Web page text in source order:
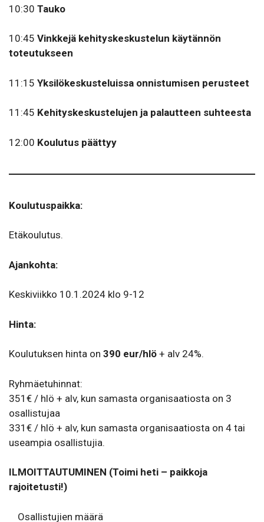
10:30 Tauko
10:45 Vinkkejä kehityskeskustelun käytännön
toteutukseen
11:15 Yksilökeskusteluissa onnistumisen perusteet
11:45 Kehityskeskustelujen ja palautteen suhteesta
12:00 Koulutus päättyy
Koulutuspaikka:
Etäkoulutus.
Ajankohta:
Keskiviikko 10.1.2024 klo 9-12
Hinta:
Koulutuksen hinta on 390 eur/​hlö + alv 24%.
Ryhmäetuhinnat:
351€ / hlö + alv, kun samasta organisaatiosta on 3
osallistujaa
331€ / hlö + alv, kun samasta organisaatiosta on 4 tai
useampia osallistujia.
ILMOITTAUTUMINEN (Toimi heti – paikkoja
rajoitetusti!)
Osallistujien määrä